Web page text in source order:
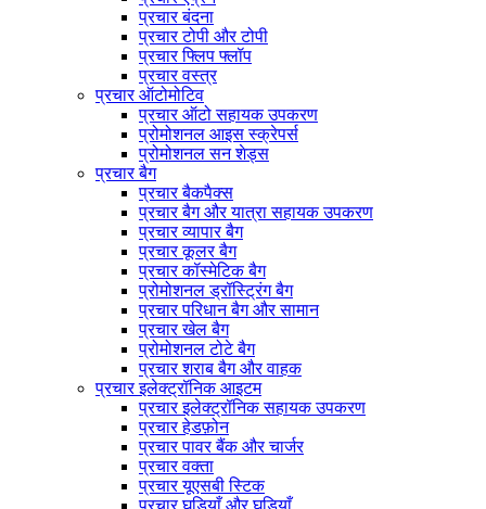
प्रचार बंदना
प्रचार टोपी और टोपी
प्रचार फ्लिप फ्लॉप
प्रचार वस्त्र
प्रचार ऑटोमोटिव
प्रचार ऑटो सहायक उपकरण
प्रोमोशनल आइस स्क्रेपर्स
प्रोमोशनल सन शेड्स
प्रचार बैग
प्रचार बैकपैक्स
प्रचार बैग और यात्रा सहायक उपकरण
प्रचार व्यापार बैग
प्रचार कूलर बैग
प्रचार कॉस्मेटिक बैग
प्रोमोशनल ड्रॉस्ट्रिंग बैग
प्रचार परिधान बैग और सामान
प्रचार खेल बैग
प्रोमोशनल टोटे बैग
प्रचार शराब बैग और वाहक
प्रचार इलेक्ट्रॉनिक आइटम
प्रचार इलेक्ट्रॉनिक सहायक उपकरण
प्रचार हेडफ़ोन
प्रचार पावर बैंक और चार्जर
प्रचार वक्ता
प्रचार यूएसबी स्टिक
प्रचार घड़ियाँ और घड़ियाँ